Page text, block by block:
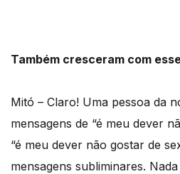
Também cresceram com
Mitó – Claro! Uma pessoa da
mensagens de “é meu dever
“é meu dever não gostar de
mensagens subliminares.